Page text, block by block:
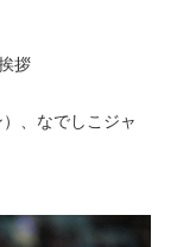
拶
、なでしこジャ